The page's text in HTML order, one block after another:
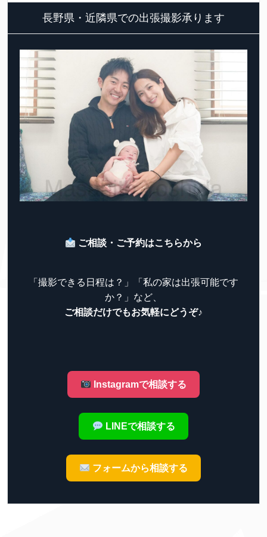
長野県・近隣県での出張撮影承ります
ご相談・ご予約はこちらから
「撮影できる日程は？」「私の家は出張可能です
か？」など、
ご相談だけでもお気軽にどうぞ♪
Instagramで相談する
LINEで相談する
フォームから相談する